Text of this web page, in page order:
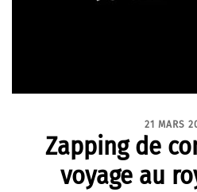
21 MARS
Zapping de
voyage au